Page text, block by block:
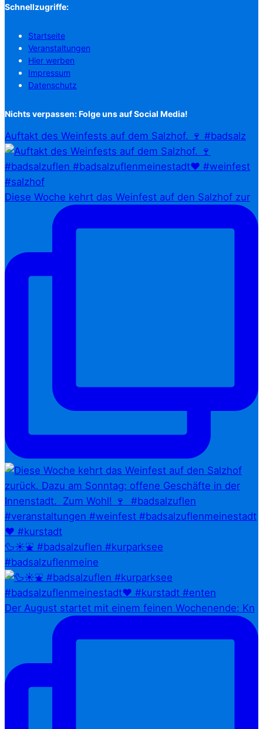
Schnellzugriffe:
Startseite
Veranstaltungen
Hier werben
Impressum
Datenschutz
Nichts verpassen: Folge uns auf Social Media!
Auftakt des Weinfests auf dem Salzhof. 🍷 #badsalz
Diese Woche kehrt das Weinfest auf den Salzhof zur
🦆☀️⛲ #badsalzuflen #kurparksee
#badsalzuflenmeine
Der August startet mit einem feinen Wochenende: Kn